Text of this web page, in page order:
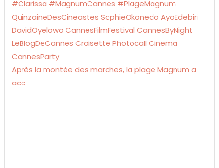
Après la montée des marches, la plage Magnum a
acc